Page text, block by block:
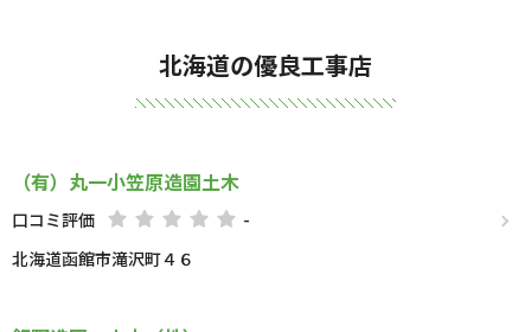
北海道の優良工事店
（有）丸一小笠原造園土木
口コミ評価
-
北海道函館市滝沢町４６